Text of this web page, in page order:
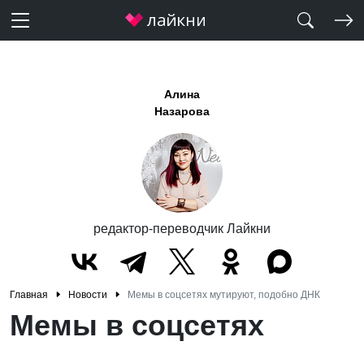
Алина
Назарова
редактор-переводчик Лайкни
Главная Новости Мемы в соцсетях мутируют, подобно ДНК
Мемы в соцсетях